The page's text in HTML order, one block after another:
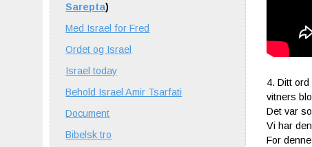
Sarepta)
Med Israel for Fred
Ordet og Israel
Israel today
Behold Israel Amir Tsarfati
Document
Bibelsk tro
4. Ditt
vitners
Det var
Vi har
For